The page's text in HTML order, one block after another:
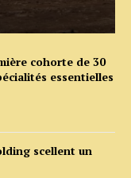
cohorte de 30
essentielles
scellent un